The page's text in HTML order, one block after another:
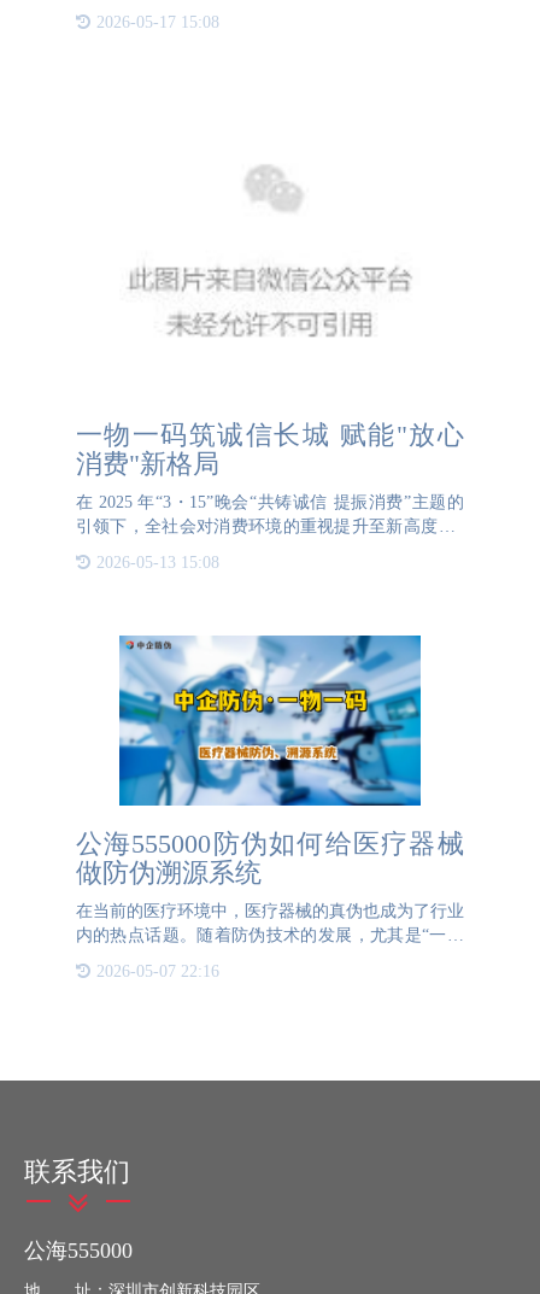
信任，企业都需要一种高效、可靠的溯源系统。
RFID（射频识别）技术作为一种先进的电子标签技
2026-05-17 15:08
一物一码筑诚信长城 赋能"放心
消费"新格局
在 2025 年“3・15”晚会“共铸诚信 提振消费”主题的
引领下，全社会对消费环境的重视提升至新高度。3
月16日，中共中央办公厅、国务院办公厅印发的《提
振消费专项行动方案》，更是为构建新发展格局下的
2026-05-13 15:08
公海555000防伪如何给医疗器械
做防伪溯源系统
在当前的医疗环境中，医疗器械的真伪也成为了行业
内的热点话题。随着防伪技术的发展，尤其是“一物
的防伪，还能够帮助器械企业更好地数字化管理货
2026-05-07 22:16
联系我们
公海555000